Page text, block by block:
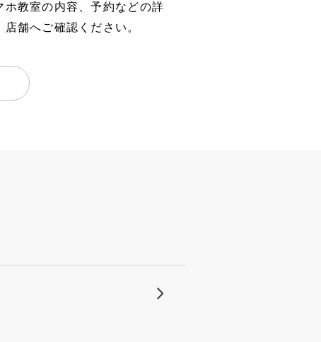
ホ教室の内容、予約などの詳
舗へご確認ください。